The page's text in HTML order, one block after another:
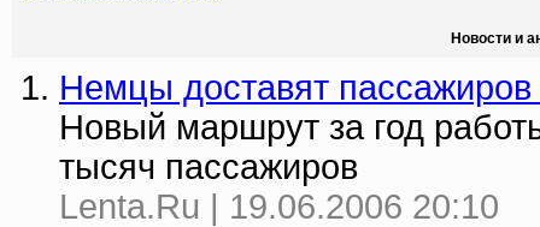
Новости и
Немцы доставят
Новый маршрут за год
тысяч пассажиров
Lenta.Ru | 19.06.2006 20:10